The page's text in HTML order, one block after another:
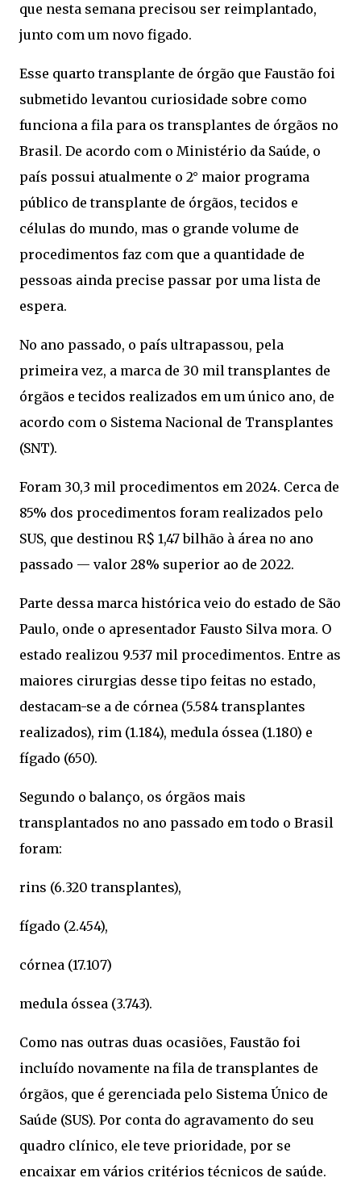
que nesta semana precisou ser reimplantado,
junto com um novo figado.
Esse quarto transplante de órgão que Faustão foi
submetido levantou curiosidade sobre como
funciona a fila para os transplantes de órgãos no
Brasil. De acordo com o Ministério da Saúde, o
país possui atualmente o 2° maior programa
público de transplante de órgãos, tecidos e
células do mundo, mas o grande volume de
procedimentos faz com que a quantidade de
pessoas ainda precise passar por uma lista de
espera.
No ano passado, o país ultrapassou, pela
primeira vez, a marca de 30 mil transplantes de
órgãos e tecidos realizados em um único ano, de
acordo com o Sistema Nacional de Transplantes
(SNT).
Foram 30,3 mil procedimentos em 2024. Cerca de
85% dos procedimentos foram realizados pelo
SUS, que destinou R$ 1,47 bilhão à área no ano
passado — valor 28% superior ao de 2022.
Parte dessa marca histórica veio do estado de São
Paulo, onde o apresentador Fausto Silva mora. O
estado realizou 9.537 mil procedimentos. Entre as
maiores cirurgias desse tipo feitas no estado,
destacam-se a de córnea (5.584 transplantes
realizados), rim (1.184), medula óssea (1.180) e
fígado (650).
Segundo o balanço, os órgãos mais
transplantados no ano passado em todo o Brasil
foram:
rins (6.320 transplantes),
fígado (2.454),
córnea (17.107)
medula óssea (3.743).
Como nas outras duas ocasiões, Faustão foi
incluído novamente na fila de transplantes de
órgãos, que é gerenciada pelo Sistema Único de
Saúde (SUS). Por conta do agravamento do seu
quadro clínico, ele teve prioridade, por se
encaixar em vários critérios técnicos de saúde.